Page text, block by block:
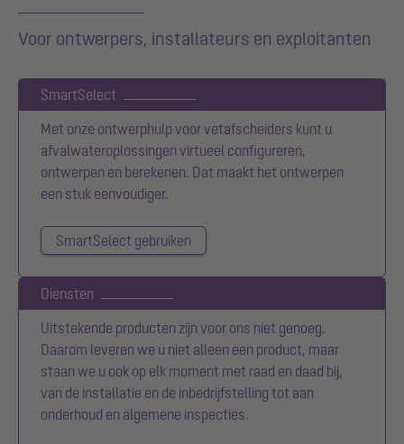
Voor ontwerpers, installateurs en exploitanten
SmartSelect
Met onze ontwerphulp voor vetafscheiders kunt u
afvalwateroplossingen virtueel configureren,
ontwerpen en berekenen. Dat maakt het ontwerpen
een stuk eenvoudiger.
SmartSelect gebruiken
Diensten
Uitstekende producten zijn voor ons niet genoeg.
Daarom leveren we u niet alleen een product, maar
staan we u ook op elk moment met raad en daad bij,
van de installatie en de inbedrijfstelling tot aan
onderhoud en algemene inspecties.